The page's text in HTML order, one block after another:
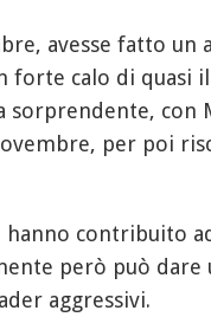
avesse fatto un
forte calo di quasi
sorprendente, con
per poi
contribuito
però può dare
aggressivi.